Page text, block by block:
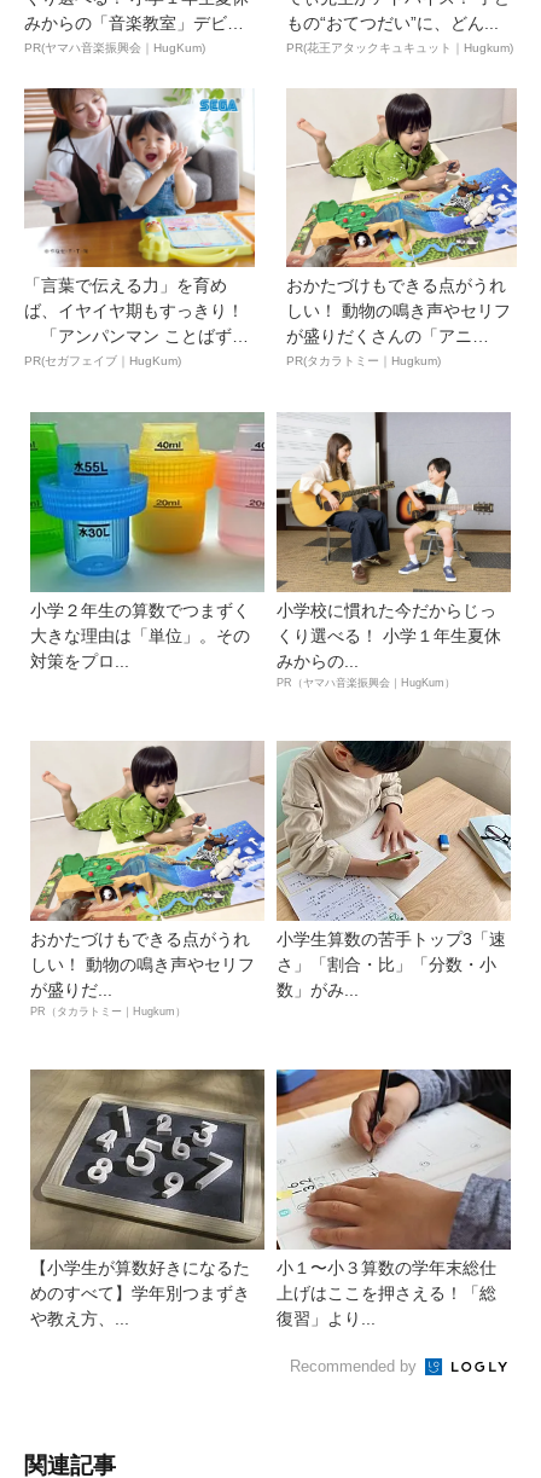
みからの「音楽教室」デビ
ュ...
PR(ヤマハ音楽振興会｜HugKum)
もの“おてつだい”に、どん...
PR(花王アタックキュキュット｜Hugkum)
「言葉で伝える力」を育め
ば、イヤイヤ期もすっきり！
「アンパンマン ことばずか
ん...
PR(セガフェイブ｜HugKum)
おかたづけもできる点がうれ
しい！ 動物の鳴き声やセリフ
が盛りだくさんの「アニ
ア ...
PR(タカラトミー｜Hugkum)
小学２年生の算数でつまずく
大きな理由は「単位」。その
対策をプロ...
小学校に慣れた今だからじっ
くり選べる！ 小学１年生夏休
みからの...
PR（ヤマハ音楽振興会｜HugKum）
おかたづけもできる点がうれ
しい！ 動物の鳴き声やセリフ
が盛りだ...
PR（タカラトミー｜Hugkum）
小学生算数の苦手トップ3「速
さ」「割合・比」「分数・小
数」がみ...
【小学生が算数好きになるた
めのすべて】学年別つまずき
や教え方、...
小１〜小３算数の学年末総仕
上げはここを押さえる！「総
復習」より...
Recommended by
関連記事